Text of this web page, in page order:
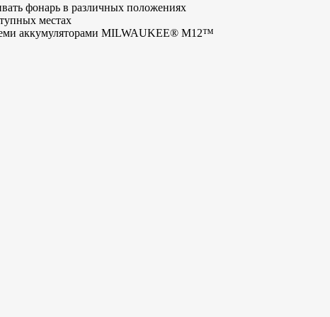
фонарь в различных положениях
местах
аккумуляторами MILWAUKEE® M12™